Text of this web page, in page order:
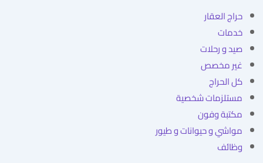
حراج العقار
خدمات
صيد و رحلات
غير مخصص
كل الحراج
مستلزمات شخصية
مكتبة وفون
مواشي و حيوانات و طيور
وظائف